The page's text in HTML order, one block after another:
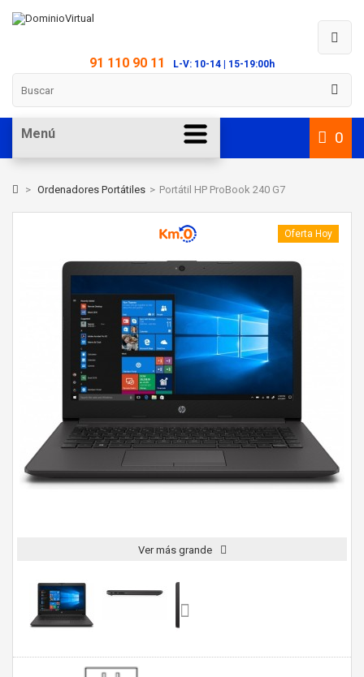
91 110 90 11 L-V: 10-14 | 15-19:00h
0
Menú
> Ordenadores Portátiles > Portátil HP ProBook 240 G7
Oferta Hoy
Ver más grande